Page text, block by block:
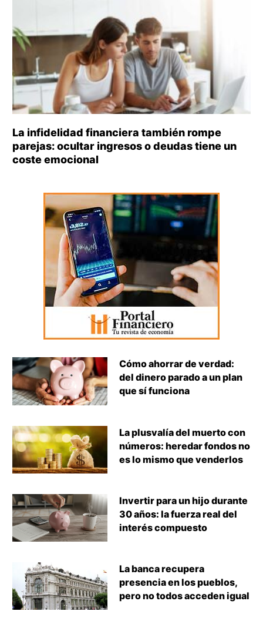
La infidelidad financiera también rompe
parejas: ocultar ingresos o deudas tiene un
coste emocional
Cómo ahorrar de verdad:
del dinero parado a un plan
que sí funciona
La plusvalía del muerto con
números: heredar fondos no
es lo mismo que venderlos
Invertir para un hijo durante
30 años: la fuerza real del
interés compuesto
La banca recupera
presencia en los pueblos,
pero no todos acceden igual